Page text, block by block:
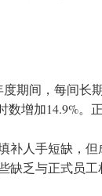
度期间，每间长
增加14.9%。
补人手短缺，
缺乏与正式员